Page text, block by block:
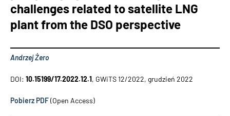
challenges related to satellite LNG
plant from the DSO perspective
Andrzej Żero
DOI: 10.15199/17.2022.12.1, GWiTS 12/2022, grudzień 2022
Pobierz PDF(Open Access)